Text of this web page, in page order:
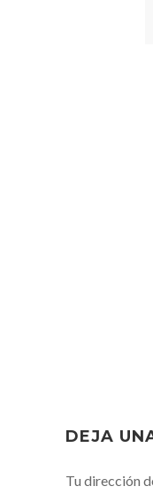
DEJA
Tu dirección